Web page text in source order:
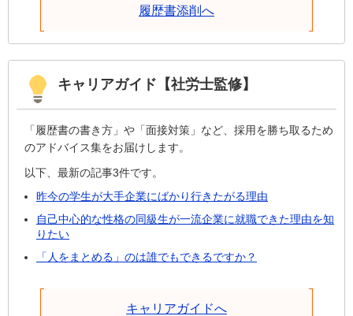
履歴書添削へ
キャリアガイド【社労士監修】
「履歴書の書き方」や「面接対策」など、採用を勝ち取るため
のアドバイス集をお届けします。
以下、最新の記事3件です。
昨今の学生が大手企業にばかり行きたがる理由
自己中心的な性格の同級生が一流企業に就職できた理由を知
りたい
「人をまとめる」のは誰でもできるですか？
キャリアガイドへ